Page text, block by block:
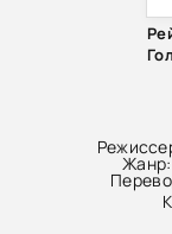
Жанр: